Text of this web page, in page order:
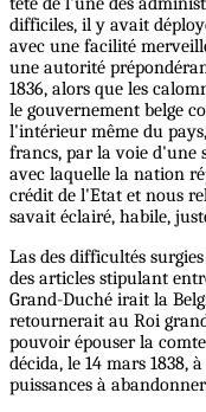
difficiles, il y avait
avec une facilité
une autorité
1836, alors que les
le gouvernement belge
l'intérieur même du
francs, par la voie d'une
avec laquelle la nation
crédit de l'Etat et nous
savait éclairé, habile,
Las des difficultés
des articles stipulant
Grand-Duché irait la
retournerait au Roi
pouvoir épouser la
décida, le 14 mars 1838,
puissances à